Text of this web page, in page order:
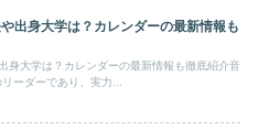
出身大学は？カレンダーの最新情報も
身大学は？カレンダーの最新情報も徹底紹介音
ーダーであり、実力...